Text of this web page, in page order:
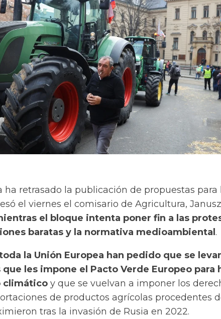
ha retrasado la publicación de propuestas para
el viernes el comisario de Agricultura, Janusz
el bloque intenta poner fin a las
baratas y la normativa medioambiental .
la Unión Europea han pedido que se
les impone el Pacto Verde Europeo para
climático y que se vuelvan a imponer los
de productos agrícolas procedentes
tras la invasión de Rusia en 2022.